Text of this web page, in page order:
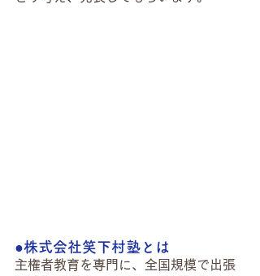
●株式会社笑下村塾とは
主権者教育を専門に、全国規模で出張